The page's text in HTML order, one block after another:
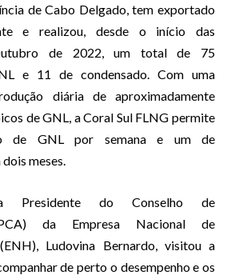
de Cabo Delgado, tem exportado
e realizou, desde o início das
de 2022, um total de 75
e 11 de condensado. Com uma
diária de aproximadamente
de GNL, a Coral Sul FLNG permite
de GNL por semana e um de
meses.
a Presidente do Conselho de
da Empresa Nacional de
Ludovina Bernardo, visitou a
de perto o desempenho e os